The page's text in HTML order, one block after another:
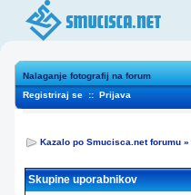
Nalaganje fotografij na forum
Registriraj se :: Prijava
Kazalo po Smucisca.net forumu »
Skupine uporabnikov